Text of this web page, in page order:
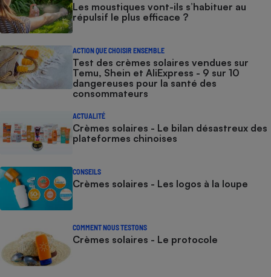
Les moustiques vont-ils s’habituer au
répulsif le plus efficace ?
ACTION QUE CHOISIR ENSEMBLE
Test des crèmes solaires vendues sur
Temu, Shein et AliExpress - 9 sur 10
dangereuses pour la santé des
consommateurs
ACTUALITÉ
Crèmes solaires - Le bilan désastreux des
plateformes chinoises
CONSEILS
Crèmes solaires - Les logos à la loupe
COMMENT NOUS TESTONS
Crèmes solaires - Le protocole